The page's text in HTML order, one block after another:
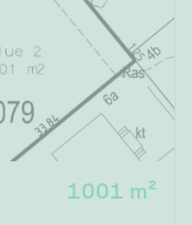
1001 m²